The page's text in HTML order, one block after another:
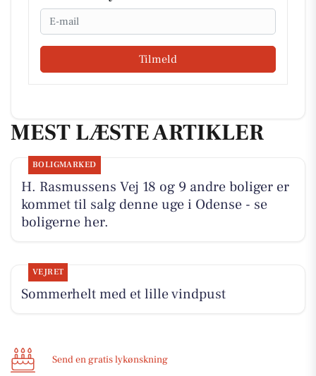
Email
Tilmeld
MEST LÆSTE ARTIKLER
BOLIGMARKED
H. Rasmussens Vej 18 og 9 andre boliger er
kommet til salg denne uge i Odense - se
boligerne her.
VEJRET
Sommerhelt med et lille vindpust
Send en gratis lykønskning